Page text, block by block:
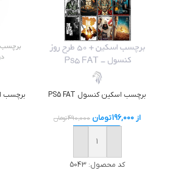
برچسب اسکين کنسول PS5 FAT
از 196,000تومان 490,000تومان
خرید
کد محصول: 5043